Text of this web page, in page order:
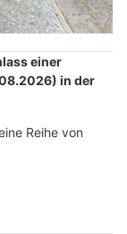
einer
in der
Reihe von